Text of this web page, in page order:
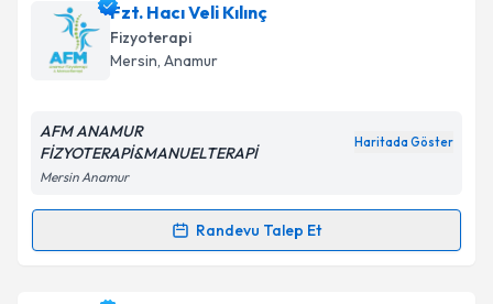
Fzt. Hacı Veli Kılınç
Fizyoterapi
Mersin, Anamur
AFM ANAMUR
FİZYOTERAPİ&MANUELTERAPİ
Haritada Göster
Mersin Anamur
Randevu Talep Et
Randevu Takvimi Talebi